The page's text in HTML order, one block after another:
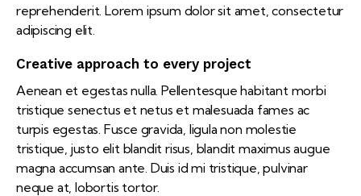
reprehenderit. Lorem ipsum dolor sit amet, consectetur
adipiscing elit.
Creative approach to every project
Aenean et egestas nulla. Pellentesque habitant morbi
tristique senectus et netus et malesuada fames ac
turpis egestas. Fusce gravida, ligula non molestie
tristique, justo elit blandit risus, blandit maximus augue
magna accumsan ante. Duis id mi tristique, pulvinar
neque at, lobortis tortor.